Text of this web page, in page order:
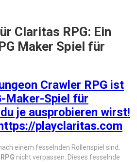
Claritas RPG: Ein
Maker Spiel für
Crawler RPG ist
Maker-Spiel für
je ausprobieren wirst!
playclaritas.com
einem fesselnden Rollenspiel sind,
nicht verpassen. Dieses fesselnde